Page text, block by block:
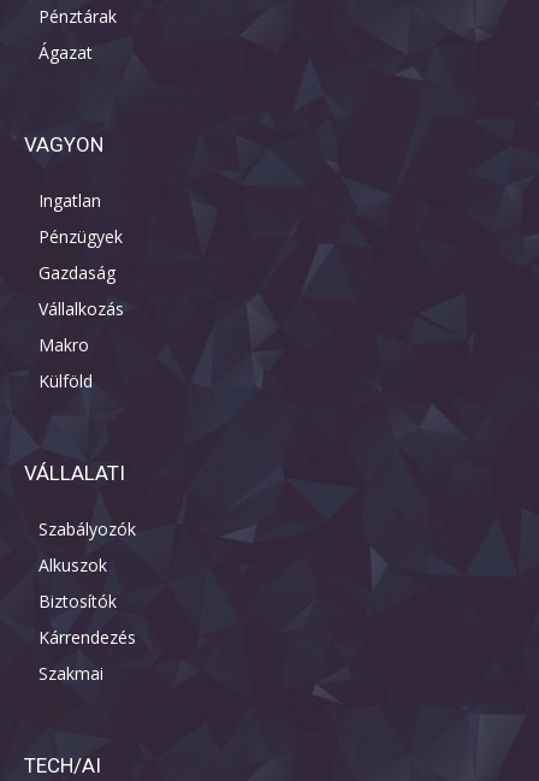
Pénztárak
Ágazat
VAGYON
Ingatlan
Pénzügyek
Gazdaság
Vállalkozás
Makro
Külföld
VÁLLALATI
Szabályozók
Alkuszok
Biztosítók
Kárrendezés
Szakmai
TECH/AI